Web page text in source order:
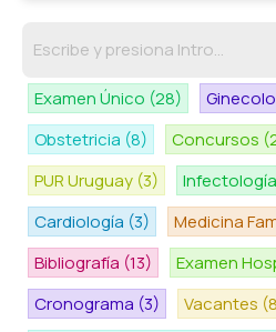
Examen Único (28)
Obstetricia (8) Concursos
PUR Uruguay (3) Infectología
Cardiología (3) Medicina
Bibliografía (13) Examen
Cronograma (3) Vacantes